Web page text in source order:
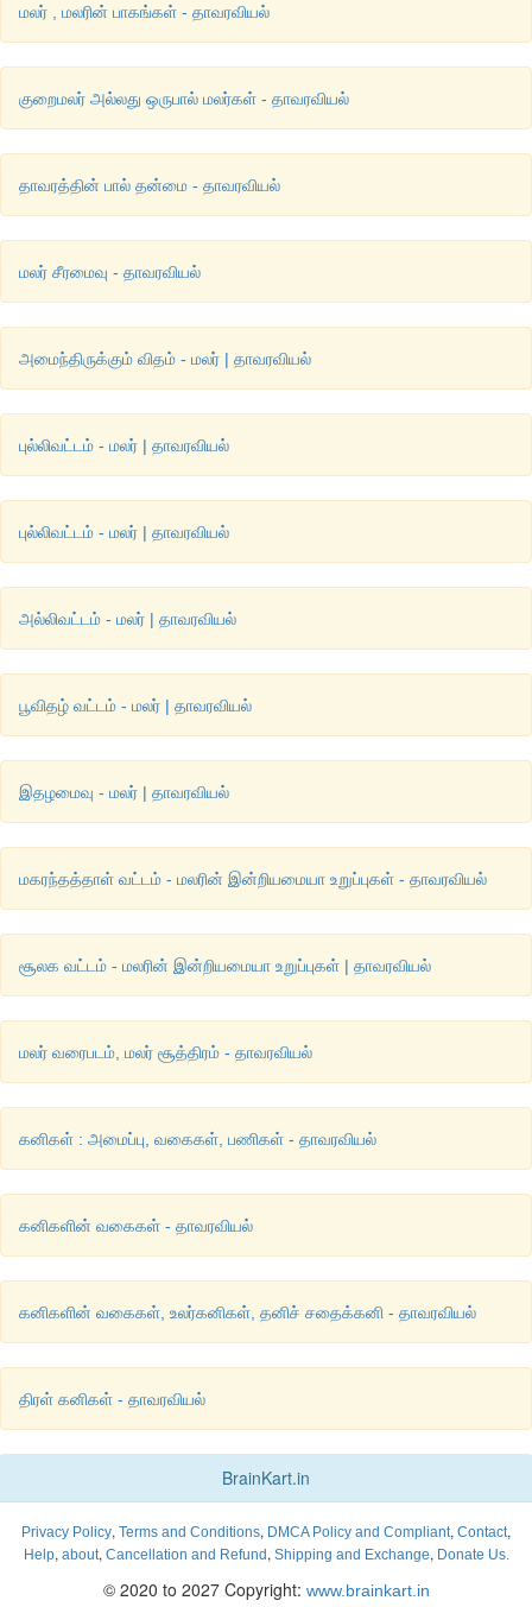
மலர் , மலரின் பாகங்கள் - தாவரவியல்
குறைமலர் அல்லது ஒருபால் மலர்கள் - தாவரவியல்
தாவரத்தின் பால் தன்மை - தாவரவியல்
மலர் சீரமைவு - தாவரவியல்
அமைந்திருக்கும் விதம் - மலர் | தாவரவியல்
புல்லிவட்டம் - மலர் | தாவரவியல்
புல்லிவட்டம் - மலர் | தாவரவியல்
அல்லிவட்டம் - மலர் | தாவரவியல்
பூவிதழ் வட்டம் - மலர் | தாவரவியல்
இதழமைவு - மலர் | தாவரவியல்
மகரந்தத்தாள் வட்டம் - மலரின் இன்றியமையா உறுப்புகள் - தாவரவியல்
சூலக வட்டம் - மலரின் இன்றியமையா உறுப்புகள் | தாவரவியல்
மலர் வரைபடம், மலர் சூத்திரம் - தாவரவியல்
கனிகள் : அமைப்பு, வகைகள், பணிகள் - தாவரவியல்
கனிகளின் வகைகள் - தாவரவியல்
கனிகளின் வகைகள், உலர்கனிகள், தனிச் சதைக்கனி - தாவரவியல்
திரள் கனிகள் - தாவரவியல்
BrainKart.in
Privacy Policy, Terms and Conditions, DMCA Policy and Compliant, Contact,
Help, about, Cancellation and Refund, Shipping and Exchange, Donate Us.
© 2020 to 2027 Copyright: www.brainkart.in